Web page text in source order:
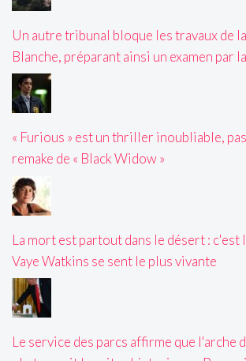
Un autre tribunal bloque les travaux de
Blanche, préparant ainsi un examen par
« Furious » est un thriller inoubliable,
remake de « Black Widow »
La mort est partout dans le désert : c'est
Vaye Watkins se sent le plus vivante
Le service des parcs affirme que l'arche